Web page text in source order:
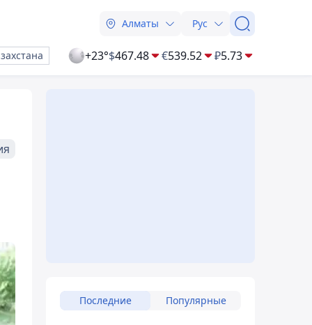
Алматы Рус
+23°$467.48 €539.52 ₽5.73
Последние Популярные